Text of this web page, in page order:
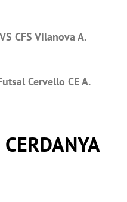
CFS Vilanova A.
Cervello CE A.